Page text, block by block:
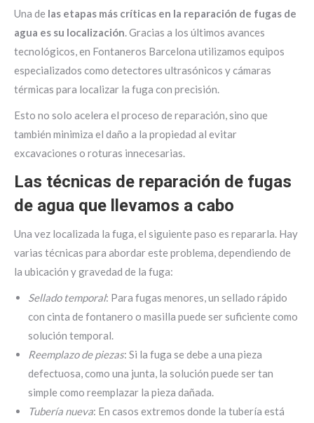
Una de las etapas más críticas en la reparación de fugas de
agua es su localización. Gracias a los últimos avances
tecnológicos, en Fontaneros Barcelona utilizamos equipos
especializados como detectores ultrasónicos y cámaras
térmicas para localizar la fuga con precisión.
Esto no solo acelera el proceso de reparación, sino que
también minimiza el daño a la propiedad al evitar
excavaciones o roturas innecesarias.
Las técnicas de reparación de fugas
de agua que llevamos a cabo
Una vez localizada la fuga, el siguiente paso es repararla. Hay
varias técnicas para abordar este problema, dependiendo de
la ubicación y gravedad de la fuga:
Sellado temporal: Para fugas menores, un sellado rápido
con cinta de fontanero o masilla puede ser suficiente como
solución temporal.
Reemplazo de piezas: Si la fuga se debe a una pieza
defectuosa, como una junta, la solución puede ser tan
simple como reemplazar la pieza dañada.
Tubería nueva: En casos extremos donde la tubería está